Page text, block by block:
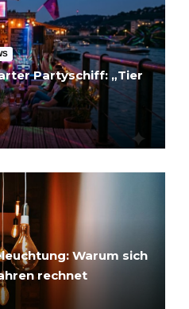
Partyschiff: „Tier
Warum sich
rechnet